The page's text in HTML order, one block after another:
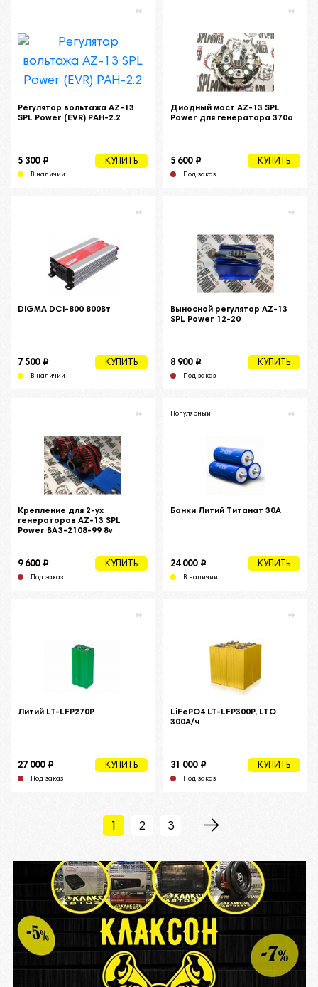
Регулятор вольтажа AZ-13
SPL Power (EVR) РАН-2.2
5 300 i КУПИТЬ
В наличии
Диодный мост AZ-13 SPL
Power для генератора 370а
5 600 i КУПИТЬ
Под заказ
DIGMA DCI-800 800Вт
7 500 i КУПИТЬ
В наличии
Выносной регулятор AZ-13
SPL Power 12-20
8 900 i КУПИТЬ
Под заказ
Крепление для 2-ух
генераторов AZ-13 SPL
Power ВАЗ-2108-99 8v
9 600 i КУПИТЬ
Под заказ
Популярный
Банки Литий Титанат 30А
24 000 i КУПИТЬ
В наличии
Литий LT-LFP270P
27 000 i КУПИТЬ
Под заказ
LiFePO4 LT-LFP300P, LTO
300А/ч
31 000 i КУПИТЬ
Под заказ
1 2 3